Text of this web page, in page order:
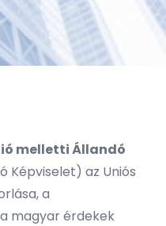
melletti Állandó
Képviselet) az Uniós
a
magyar érdekek